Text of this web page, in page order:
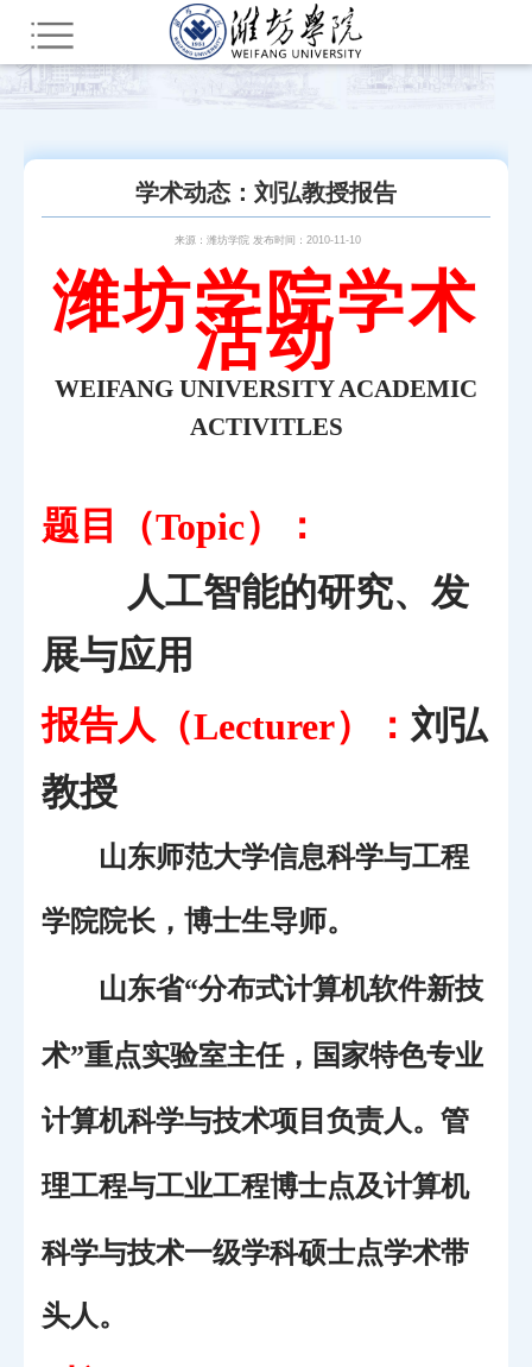
您所在的位置：首页 新闻中心 通知公告
学术动态：刘弘教授报告
来源：潍坊学院 发布时间：2010-11-10
潍坊学院学术
活动
WEIFANG UNIVERSITY ACADEMIC
ACTIVITLES
题目（Topic）：
人工智能的研究、发
展与应用
报告人（Lecturer）：刘弘
教授
山东师范大学信息科学与工程
学院院长，博士生导师。
山东省“分布式计算机软件新技
术”重点实验室主任，国家特色专业
计算机科学与技术项目负责人。管
理工程与工业工程博士点及计算机
科学与技术一级学科硕士点学术带
头人。